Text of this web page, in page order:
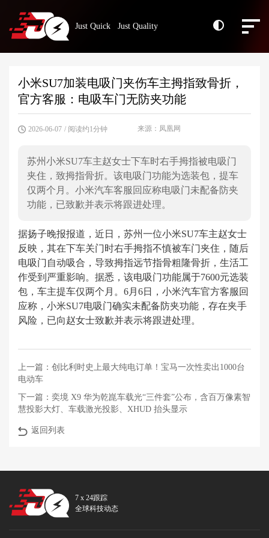
Just Quick Just Quality
小米SU7加装电吸门夹伤车主拇指致骨折，
官方客服：电吸车门无防夹功能
2026-06-07 / 阅读约1分钟 来源：凤凰网
苏州小米SU7车主赵女士下车时右手拇指被电吸门
夹住，致拇指骨折。该电吸门功能为选装包，提车
仅两个月。小米汽车客服回应称电吸门未配备防夹
功能，已致歉并表示将跟进处理。
据扬子晚报报道，近日，苏州一位小米SU7车主赵女士
反映，其在下车关门时右手拇指不慎被车门夹住，随后
电吸门自动吸合，导致拇指远节指骨粗隆骨折，生活工
作受到严重影响。据悉，该电吸门功能属于7600元选装
包，车主提车仅两个月。6月6日，小米汽车官方客服回
应称，小米SU7电吸门确实未配备防夹功能，存在夹手
风险，已向赵女士致歉并表示将跟进处理。
上一篇： 创比利时史上最大纯电订单！宝马一次性卖出1000台
电动车
下一篇： 奕境 X9 华为乾崑车载光“三件套”公布，含百万像素智
慧投影大灯、车载激光投影、XHUD 抬头显示
返回列表
7 x 24跟踪
全球科技动态